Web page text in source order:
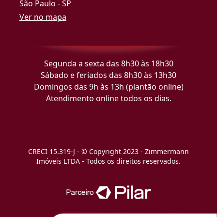
São Paulo - SP
Ver no mapa
Segunda a sexta das 8h30 às 18h30
Sábado e feriados das 8h30 às 13h30
Domingos das 9h às 13h (plantão online)
Atendimento online todos os dias.
CRECI 15.319-J - © Copyright 2023 - Zimmermann
Imóveis LTDA - Todos os direitos reservados.